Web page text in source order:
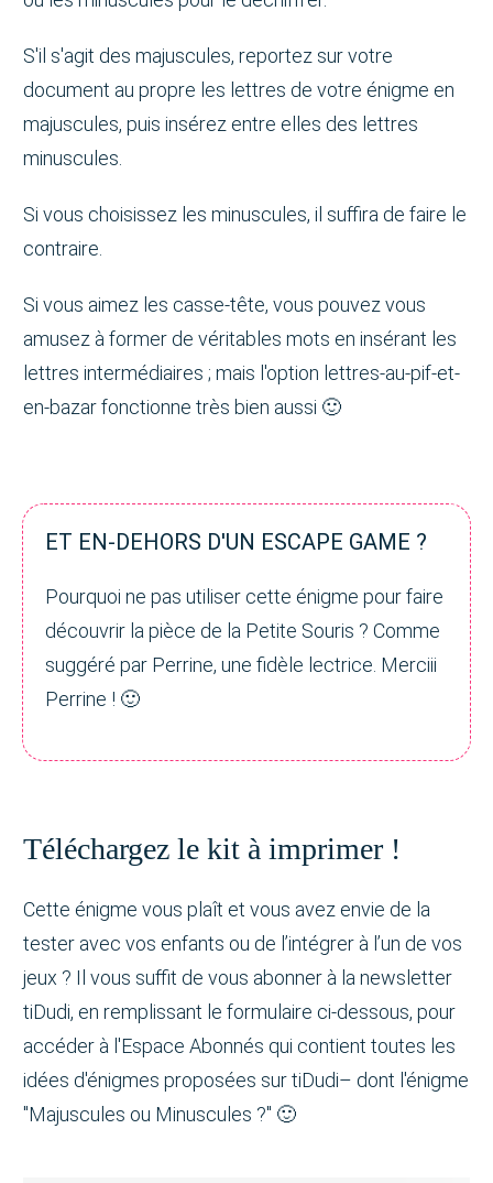
S'il s'agit des majuscules, reportez sur votre
document au propre les lettres de votre énigme en
majuscules, puis insérez entre elles des lettres
minuscules.
Si vous choisissez les minuscules, il suffira de faire le
contraire.
Si vous aimez les casse-tête, vous pouvez vous
amusez à former de véritables mots en insérant les
lettres intermédiaires ; mais l'option lettres-au-pif-et-
en-bazar fonctionne très bien aussi 🙂
ET EN-DEHORS D'UN ESCAPE GAME ?
Pourquoi ne pas utiliser cette énigme pour faire
découvrir la pièce de la Petite Souris ? Comme
suggéré par Perrine, une fidèle lectrice. Merciii
Perrine ! 🙂
Téléchargez le kit à imprimer !
Cette énigme vous plaît et vous avez envie de la
tester avec vos enfants ou de l’intégrer à l’un de vos
jeux ? Il vous suffit de vous abonner à la newsletter
tiDudi, en remplissant le formulaire ci-dessous, pour
accéder à l'Espace Abonnés qui contient toutes les
idées d'énigmes proposées sur tiDudi– dont l'énigme
"Majuscules ou Minuscules ?" 🙂